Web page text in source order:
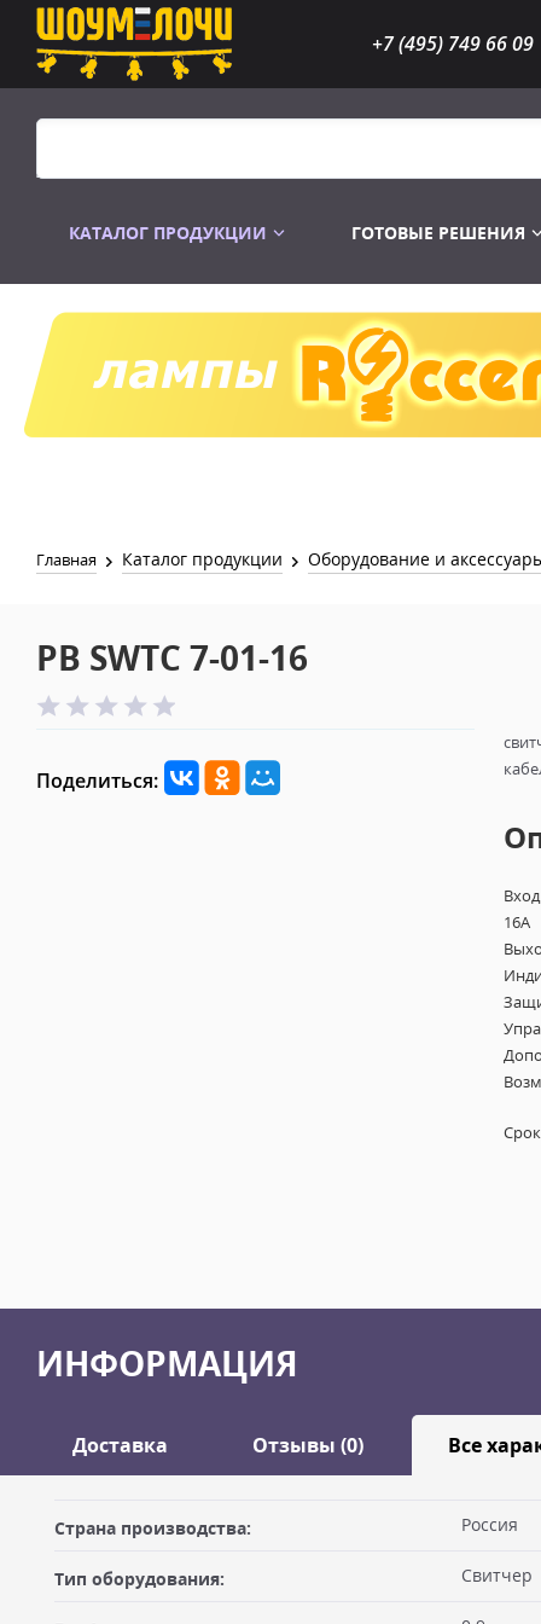
+7 (495) 749 66 09
КАТАЛОГ ПРОДУКЦИИ
Распродажа Лампы
ГОТОВЫЕ РЕШЕНИЯ
Главная Каталог продукции Оборудование и
PB SWTC 7-01-16
Поделиться:
16A
ИНФОРМАЦИЯ
Доставка Отзывы (0) Все
ДОСТАВКА
Самовывоз из офиса
Оставить отзыв
Ваше имя
Страна производства: Россия
Тип оборудования: Свитчер